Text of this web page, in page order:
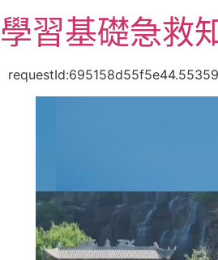
至
主
學習基礎急救